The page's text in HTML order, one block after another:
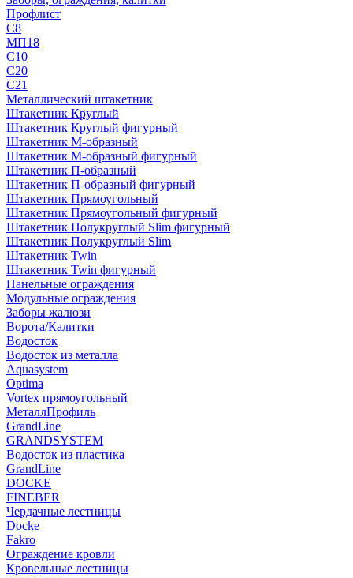
Профлист
С8
МП18
С10
С20
С21
Металлический штакетник
Штакетник Круглый
Штакетник Круглый фигурный
Штакетник М-образный
Штакетник М-образный фигурный
Штакетник П-образный
Штакетник П-образный фигурный
Штакетник Прямоугольный
Штакетник Прямоугольный фигурный
Штакетник Полукруглый Slim фигурный
Штакетник Полукруглый Slim
Штакетник Twin
Штакетник Twin фигурный
Панельные ограждения
Модульные ограждения
Заборы жалюзи
Ворота/Калитки
Водосток
Водосток из металла
Aquasystem
Optima
Vortex прямоугольный
МеталлПрофиль
GrandLine
GRANDSYSTEM
Водосток из пластика
GrandLine
DOCKE
FINEBER
Чердачные лестницы
Docke
Fakro
Ограждение кровли
Кровельные лестницы